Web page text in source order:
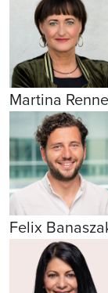
Martina
Felix